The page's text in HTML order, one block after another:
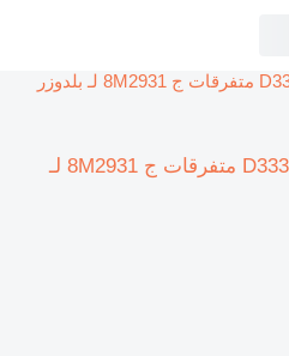
وعاء زيت المحرك لـ: كاتربيلر D333 متفرقات ج 8M2931 لـ